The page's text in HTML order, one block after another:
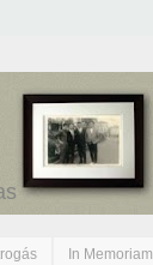
In Memoriam